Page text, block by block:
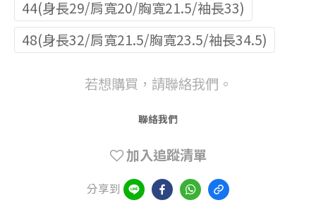
44(身長29/肩寬20/胸寬21.5/袖長33)
48(身長32/肩寬21.5/胸寬23.5/袖長34.5)
若想購買，請聯絡我們。
聯絡我們
加入追蹤清單
分享到